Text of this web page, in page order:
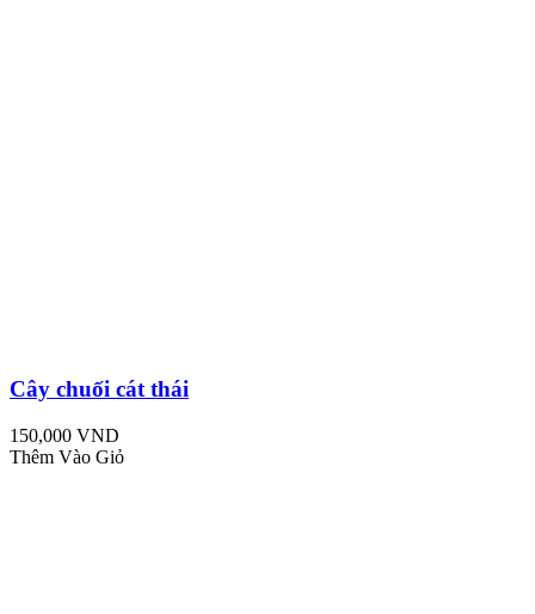
Cây chuối cát thái
150,000 VND
Thêm Vào Giỏ